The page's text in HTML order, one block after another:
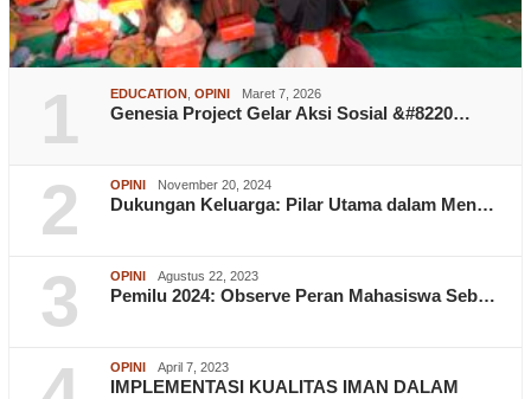
1 EDUCATION OPINI Maret 7, 2026
Genesia Project Gelar Aksi Sosial &#8220…
2 OPINI November 20, 2024
Dukungan Keluarga: Pilar Utama dalam Men…
3 OPINI Agustus 22, 2023
Pemilu 2024: Observe Peran Mahasiswa Seb…
OPINI April 7, 2023
IMPLEMENTASI KUALITAS IMAN DALAM